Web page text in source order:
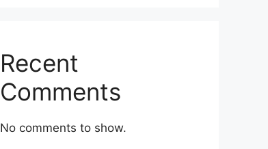
Recent
Comments
No comments to show.